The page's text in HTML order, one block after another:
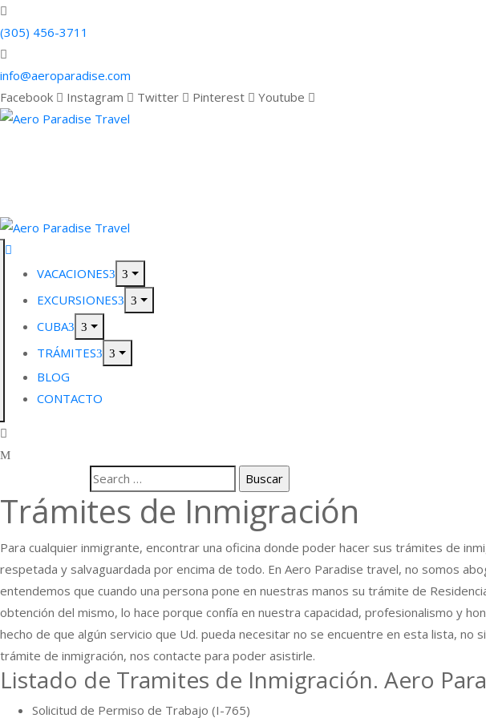
(305) 456-3711
info@aeroparadise.com
Facebook
Instagram Twitter Pinterest Youtube
VACACIONES
EXCURSIONES
CUBA
TRÁMITES
BLOG
CONTACTO
Trámites de Inmigración
Para cualquier inmigrante, encontrar una oficina donde poder hacer sus trámites de
respetada y salvaguardada por encima de todo. En Aero Paradise travel, no somos
entendemos que cuando una persona pone en nuestras manos su trámite de
obtención del mismo, lo hace porque confía en nuestra capacidad, profesionalismo y
hecho de que algún servicio que Ud. pueda necesitar no se encuentre en esta lista,
trámite de inmigración, nos contacte para poder asistirle.
Listado de Tramites de Inmigración. Aero
Solicitud de Permiso de Trabajo (I-765)